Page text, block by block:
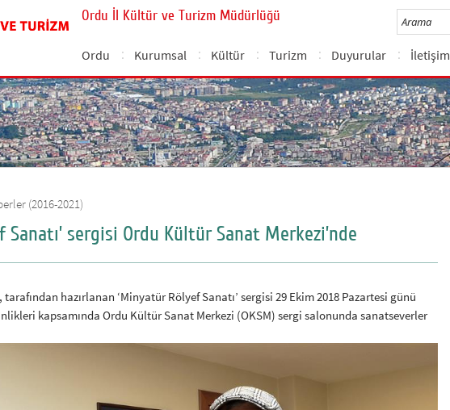
Ordu İl Kültür ve Turizm Müdürlüğü
Ordu Kurumsal Kültür Turizm Duyurular İletişim
(2016-2021)
sergisi Ordu Kültür Sanat Merkezi’nde
hazırlanan ‘Minyatür Rölyef Sanatı’ sergisi 29 Ekim 2018 Pazartesi günü
kapsamında Ordu Kültür Sanat Merkezi (OKSM) sergi salonunda sanatseverler